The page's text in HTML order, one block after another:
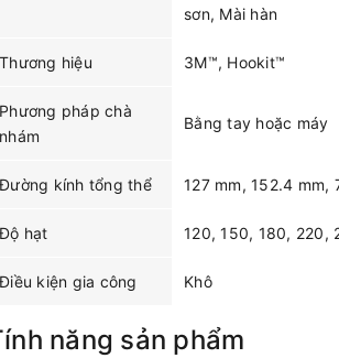
sơn, Mài hàn
Thương hiệu 3M™, Hookit™
Phương pháp chà
nhám
Bằng tay hoặc máy
Đường kính tổng thể 127 mm, 152.4 mm,
Độ hạt 120, 150, 180,
Điều kiện gia công Khô
năng sản phẩm